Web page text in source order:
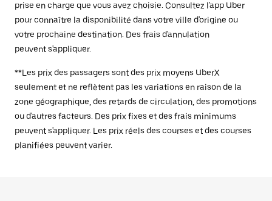
prise en charge que vous avez choisie. Consultez l'app Uber
pour connaître la disponibilité dans votre ville d'origine ou
votre prochaine destination. Des frais d'annulation
peuvent s'appliquer.
**Les prix des passagers sont des prix moyens UberX
seulement et ne reflètent pas les variations en raison de la
zone géographique, des retards de circulation, des promotions
ou d'autres facteurs. Des prix fixes et des frais minimums
peuvent s'appliquer. Les prix réels des courses et des courses
planifiées peuvent varier.